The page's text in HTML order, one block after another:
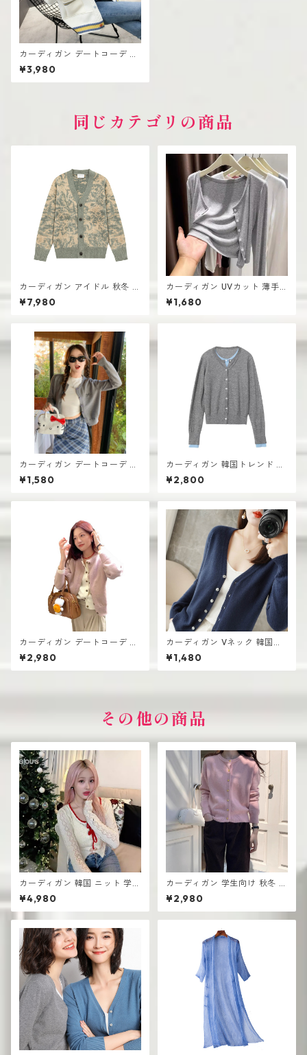
カーディガン デートコーデ シ
ョート丈 レディース 前開きデ
ザイン 韓国風 高見え
¥3,980
同じカテゴリの商品
カーディガン アイドル 秋冬 新
作 おしゃれな ニット vネック
シングルボタン
¥7,980
カーディガン UVカット 薄手
レディース 透け感あり おしゃ
れ 韓国風
¥1,680
カーディガン デートコーデ シ
ョート丈 レディース 前開きデ
ザイン 韓国風 高見え
¥1,580
カーディガン 韓国トレンド レ
ディース ショート丈 前開きデ
ザイン 無地
¥2,800
カーディガン デートコーデ シ
ョート丈 レディース 前開きデ
ザイン 韓国風 高見え
¥2,980
カーディガン Vネック 韓国ト
レンド レディース 前開きデザ
イン 無地
¥1,480
その他の商品
カーディガン 韓国 ニット 学生
向け おしゃれ 可愛い
¥4,980
カーディガン 学生向け 秋冬 ボ
タンセーターコート
¥2,980